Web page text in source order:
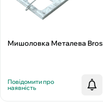
Мишоловка Металева Bros
Повідомити про
наявність